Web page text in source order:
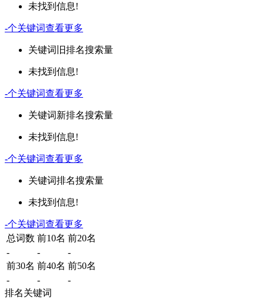
未找到信息!
-个关键词查看更多
关键词 旧排名搜索量
未找到信息!
-个关键词查看更多
关键词新排名搜索量
未找到信息!
-个关键词查看更多
关键词排名搜索量
未找到信息!
-个关键词查看更多
总词数 前10名 前20名
-
-
-
前30名 前40名 前50名
-
-
-
排名关键词